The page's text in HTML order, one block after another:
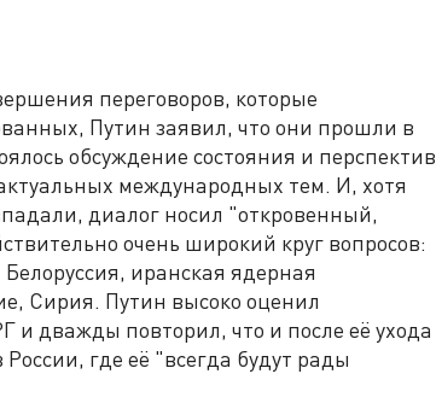
переговоров, которые
Путин заявил, что они прошли в
обсуждение состояния и перспектив
международных тем. И, хотя
диалог носил "откровенный,
очень широкий круг вопросов:
иранская ядерная
Сирия. Путин высоко оценил
и дважды повторил, что и после её ухода
где её "всегда будут рады